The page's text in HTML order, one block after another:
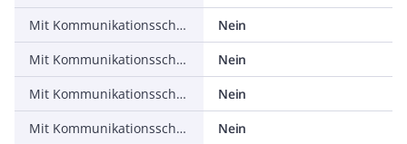
Mit Kommunikationsschnittstelle RS-232
Nein
Mit Kommunikationsschnittstelle RS-422
Nein
Mit Kommunikationsschnittstelle RS-485
Nein
Mit Kommunikationsschnittstelle SSD
Nein